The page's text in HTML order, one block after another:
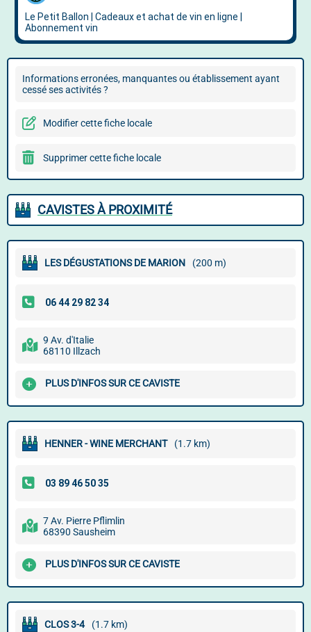
Informations erronées, manquantes ou établissement ayant
cessé ses activités ?
Modifier cette fiche locale
Supprimer cette fiche locale
CAVISTES À PROXIMITÉ
LES DÉGUSTATIONS DE MARION (200 m)
9 Av. d'Italie
68110 Illzach
PLUS D'INFOS SUR CE CAVISTE
HENNER - WINE MERCHANT (1.7 km)
7 Av. Pierre Pflimlin
68390 Sausheim
PLUS D'INFOS SUR CE CAVISTE
CLOS 3-4 (1.7 km)